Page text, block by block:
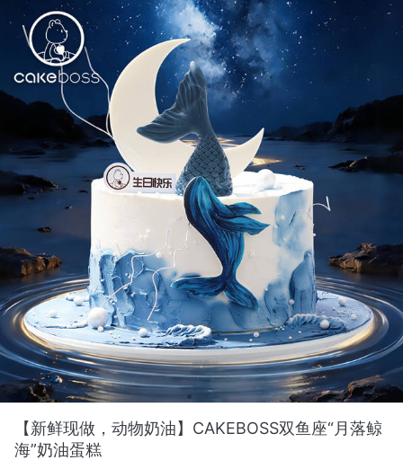
【新鲜现做，动物奶油】CAKEBOSS双鱼座“月落鲸
海”奶油蛋糕